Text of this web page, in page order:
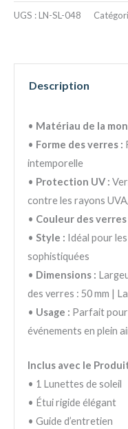
UGS :LN-SL-048
Description
• Matériau de la
• Forme des verres :
intemporelle
• Protection UV :
contre les rayons
• Couleur des verres
• Style : Idéal pour
sophistiquées
• Dimensions :
des verres : 50 mm |
• Usage : Parfait pour
événements en plein
Inclus avec le
• 1 Lunettes de soleil
• Étui rigide élégant
• Guide d’entretien